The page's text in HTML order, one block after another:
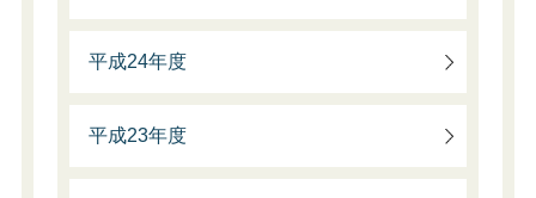
平成24年度
平成23年度